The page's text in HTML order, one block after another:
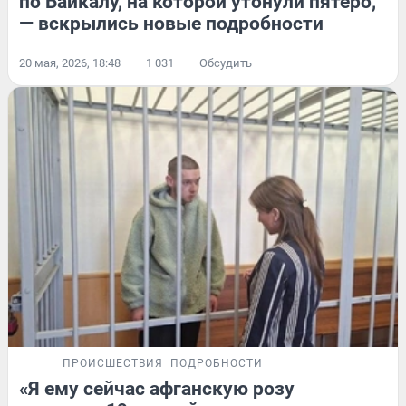
— вскрылись новые подробности
20 мая, 2026, 18:48 1 031 Обсудить
ПРОИСШЕСТВИЯ ПОДРОБНОСТИ
«Я ему сейчас афганскую розу